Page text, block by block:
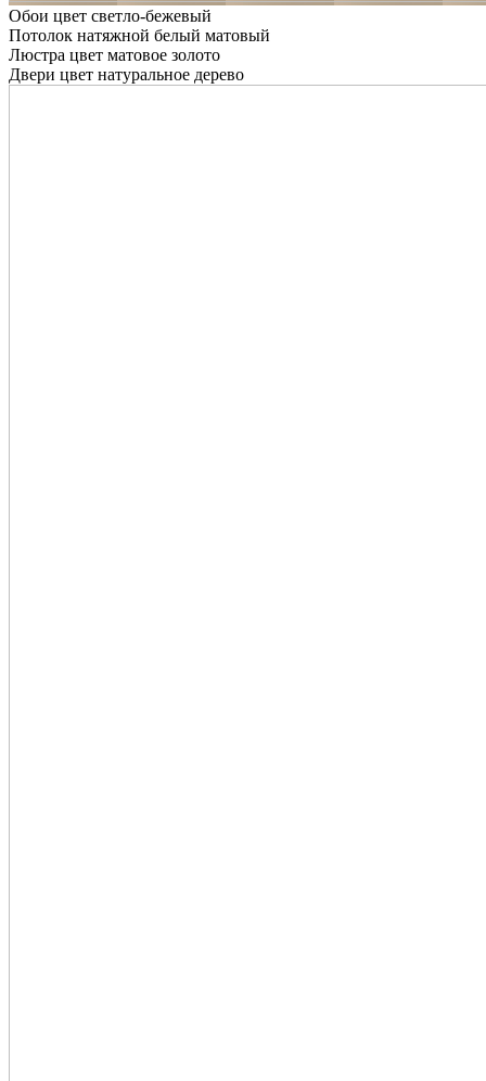
Обои цвет светло-бежевый
Потолок натяжной белый матовый
Люстра цвет матовое золото
Двери цвет натуральное дерево